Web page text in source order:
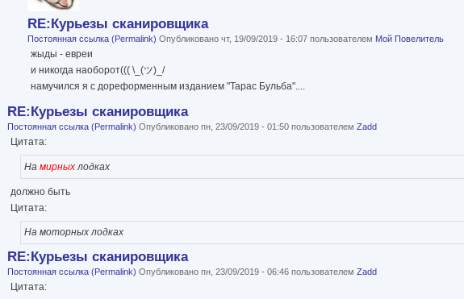
RE:Курьезы сканировщика
Постоянная ссылка (Permalink) Опубликовано чт, 19/09/2019 - 16:07 пользователем Мой Повелитель
жыды - евреи
и никогда наоборот((( \_(ツ)_/
намучился я с дореформенным изданием "Тарас Бульба"....
RE:Курьезы сканировщика
Постоянная ссылка (Permalink) Опубликовано пн, 23/09/2019 - 01:50 пользователем Zadd
Цитата:
На мирныхлодках
должно быть
Цитата:
На моторных лодках
RE:Курьезы сканировщика
Постоянная ссылка (Permalink) Опубликовано пн, 23/09/2019 - 06:46 пользователем Zadd
Цитата: